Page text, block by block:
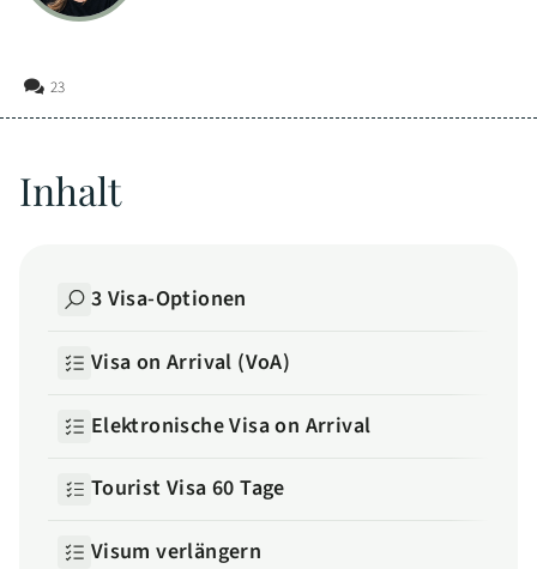
23
Inhalt
3 Visa-Optionen
Visa on Arrival (VoA)
Elektronische Visa on Arrival
Tourist Visa 60 Tage
Visum verlängern